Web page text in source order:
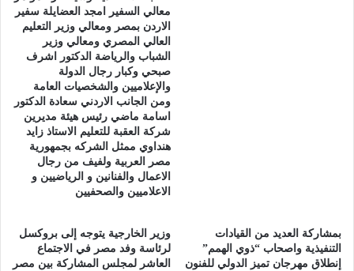
معالي السفير امجد العضايلة سفير
الاردن بمصر ومعالي وزير التعليم
العالي المصري ومعالي وزير
الشباب والرياضة الدكتور اشرف
صبحي وكبار رجال الدولة
والإعلاميين والشخصيات العامة
ومن الجانب الاردني سعادة الدكتور
اسامة ماضي رئيس هيئة مديرين
شركة العقبة للتعليم الاستاذ زايد
هنداوي ممثل الشركه بجمهورية
مصر العربية ولفيف من رجال
الاعمال والفنانين و الرياضيين و
الاعلاميين والصحفيين
بمشاركة العديد من القيادات
التنفيذية واصحاب “ذوي الهمم”
إنطلاق مهرجان تميز الدولي للفنون
وزير الخارجية يتوجه إلى بروكسل
لرئاسة وفد مصر في الاجتماع
العاشر لمجلس المشاركة بين مصر